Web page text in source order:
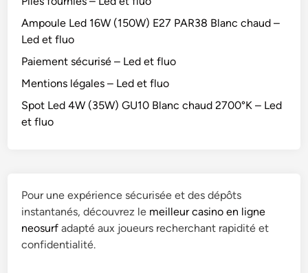
Ampoule Led 16W (150W) E27 PAR38 Blanc chaud –
Led et fluo
Paiement sécurisé – Led et fluo
Mentions légales – Led et fluo
Spot Led 4W (35W) GU10 Blanc chaud 2700°K – Led
et fluo
Pour une expérience sécurisée et des dépôts
instantanés, découvrez le meilleur casino en ligne
neosurf adapté aux joueurs recherchant rapidité et
confidentialité.